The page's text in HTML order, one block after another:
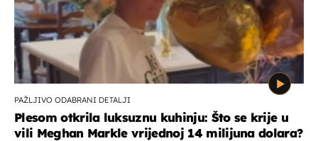
PAŽLJIVO ODABRANI DETALJI
Plesom otkrila luksuznu kuhinju: Što se krije u
vili Meghan Markle vrijednoj 14 milijuna dolara?